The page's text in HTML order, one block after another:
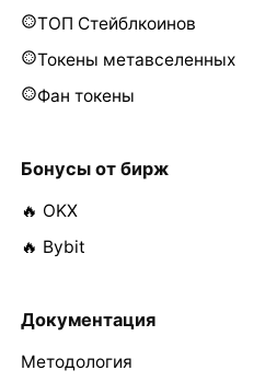
ТОП Стейблкоинов
Токены метавселенных
Фан токены
Бонусы от бирж
🔥 OKX
🔥 Bybit
Документация
Методология